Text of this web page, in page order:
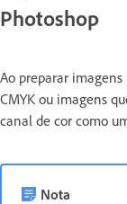
Photoshop
Ao preparar
CMYK ou imagens
canal de cor como
Nota